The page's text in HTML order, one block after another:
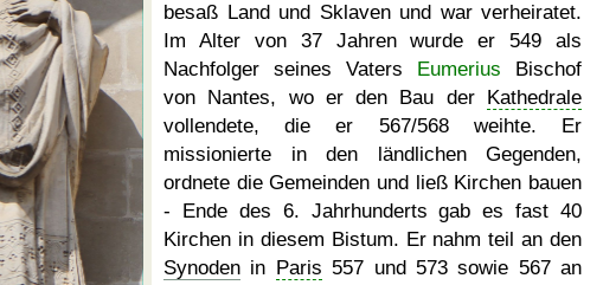
besaß Land und Sklaven und war verheiratet.
Im Alter von 37 Jahren wurde er 549 als
Nachfolger seines Vaters Eumerius Bischof
von Nantes, wo er den Bau der Kathedrale
vollendete, die er 567/568 weihte. Er
missionierte in den ländlichen Gegenden,
ordnete die Gemeinden und ließ Kirchen bauen
- Ende des 6. Jahrhunderts gab es fast 40
Kirchen in diesem Bistum. Er nahm teil an den
Synoden in Paris 557 und 573 sowie 567 an